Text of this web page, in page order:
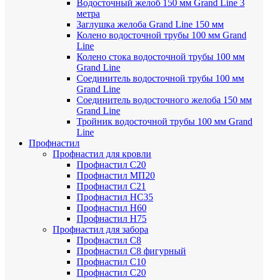
Водосточный желоб 150 мм Grand Line 3
метра
Заглушка желоба Grand Line 150 мм
Колено водосточной трубы 100 мм Grand
Line
Колено стока водосточной трубы 100 мм
Grand Line
Соединитель водосточной трубы 100 мм
Grand Line
Соединитель водосточного желоба 150 мм
Grand Line
Тройник водосточной трубы 100 мм Grand
Line
Профнастил
Профнастил для кровли
Профнастил С20
Профнастил МП20
Профнастил С21
Профнастил НС35
Профнастил Н60
Профнастил Н75
Профнастил для забора
Профнастил С8
Профнастил С8 фигурный
Профнастил С10
Профнастил С20